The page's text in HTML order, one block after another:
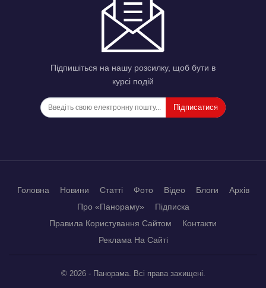
Підпишіться на нашу розсилку, щоб бути в
курсі подій
Підписатися
Головна Новини Статті Фото Відео Блоги
Архів
Про «Панораму»
Підписка
Правила Користування Сайтом
Контакти
Реклама На Сайті
© 2026 - Панорама. Всі права захищені.